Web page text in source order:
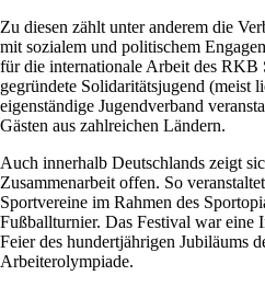
Zu diesen zählt unter anderem die
mit sozialem und politischem
für die internationale Arbeit des RKB
gegründete Solidaritätsjugend (meist
eigenständige Jugendverband
Gästen aus zahlreichen Ländern.
Auch innerhalb Deutschlands zeigt
Zusammenarbeit offen. So
Sportvereine im Rahmen des
Fußballturnier. Das Festival war
Feier des hundertjährigen Jubiläums
Arbeiterolympiade.